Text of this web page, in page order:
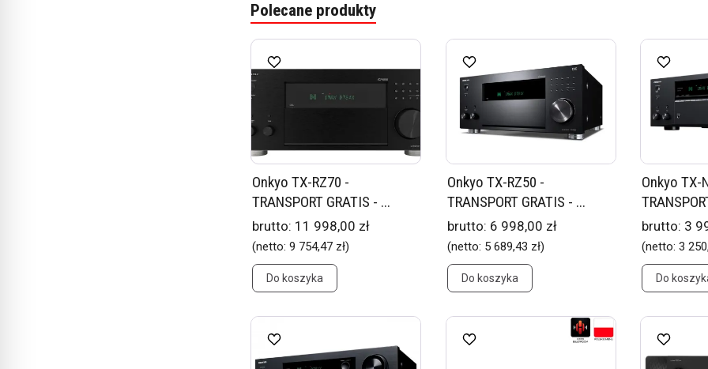
Polecane produkty
Onkyo TX-RZ70 -
TRANSPORT GRATIS - ...
brutto: 11 998,00 zł
(netto: 9 754,47 zł)
Do koszyka
Onkyo TX-RZ50 -
TRANSPORT GRATIS - ...
brutto: 6 998,00 zł
(netto: 5 689,43 zł)
Do koszyka
Onkyo TX-
brutto: 3
(netto:3
Do